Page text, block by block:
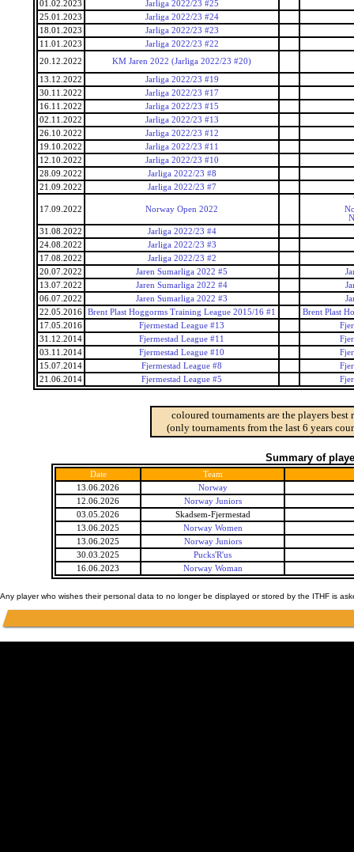
01.02.2023
Jarliga 2022/23 #25
25.01.2023
Jarliga 2022/23 #24
18.01.2023
Jarliga 2022/23 #23
11.01.2023
Jarliga 2022/23 #22
20.12.2022
KM Jaren 2022 (Jarliga 2022/23 #20)
13.12.2022
Jarliga 2022/23 #19
30.11.2022
Jarliga 2022/23 #17
16.11.2022
Jarliga 2022/23 #15
02.11.2022
Jarliga 2022/23 #13
26.10.2022
Jarliga 2022/23 #12
19.10.2022
Jarliga 2022/23 #11
12.10.2022
Jarliga 2022/23 #10
28.09.2022
Jarliga 2022/23 #8
21.09.2022
Jarliga 2022/23 #7
17.09.2022 Norway Open 2022
31.08.2022
Jarliga 2022/23 #4
24.08.2022
Jarliga 2022/23 #3
17.08.2022
Jarliga 2022/23 #2
20.07.2022
Jaren Sumarliga 2022 #5
13.07.2022
Jaren Sumarliga 2022 #4
06.07.2022
Jaren Sumarliga 2022 #3
22.05.2016
Brent Plast Hoggorms Training League 2015/16 #1
Brent Plast
17.05.2016
Fjermestad League #13
31.12.2014
Fjermestad League #11
03.11.2014
Fjermestad League #10
15.07.2014
Fjermestad League #8
21.06.2014
Fjermestad League #5
coloured tournaments are the players
(only tournaments from the last 6 years
Summary of
Date
Team
13.06.2026
Norway
12.06.2026
Norway Juniors
03.05.2026
Skadsem-Fjermestad
13.06.2025
Norway Women
13.06.2025
Norway Juniors
30.03.2025
Pucks'R'us
16.06.2023
Norway Woman
Any player who wishes their personal data to no longer be displayed or stored by the ITHF is